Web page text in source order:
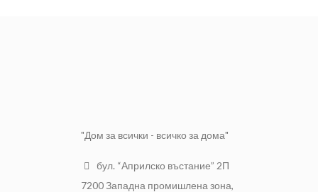
"Дом за всички - всичко за дома"
бул. “Априлско въстание” 2П
7200 Западна промишлена зона,